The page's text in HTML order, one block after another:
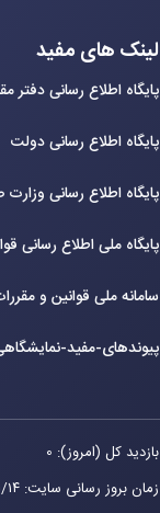
لینک های مفید
پایگاه اطلاع رسانی دفتر
پایگاه اطلاع رسانی دولت
پایگاه اطلاع رسانی
پایگاه ملی اطلاع رسانی
سامانه ملی قوانین و
پیوندهای-مفید-
بازدید کل (امروز): 0
زمان بروز رسانی سایت: